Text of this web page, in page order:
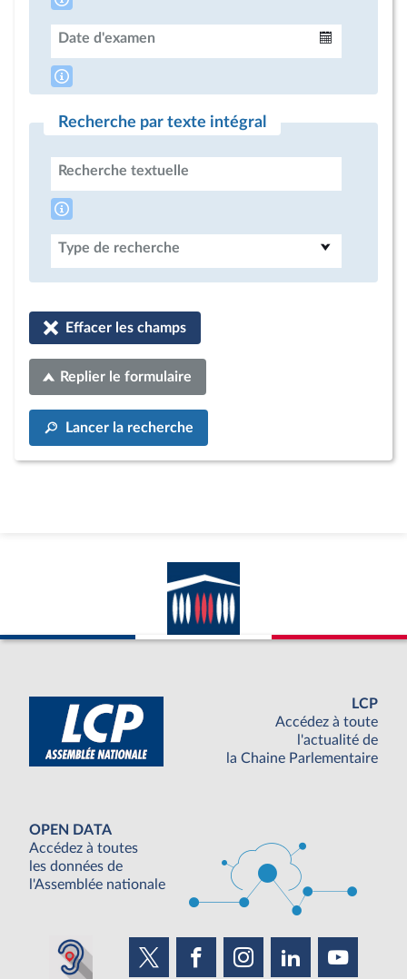
Date d'examen
Recherche par texte intégral
Recherche textuelle
Type de recherche
Effacer les champs
Replier le formulaire
Lancer la recherche
LCP
Accédez à toute
l'actualité de
la Chaine Parlementaire
OPEN DATA
Accédez à toutes
les données de
l'Assemblée nationale